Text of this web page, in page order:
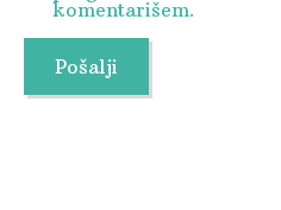
komentarišem.